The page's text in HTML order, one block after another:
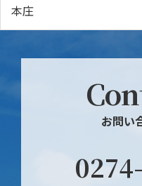
本庄
お問い